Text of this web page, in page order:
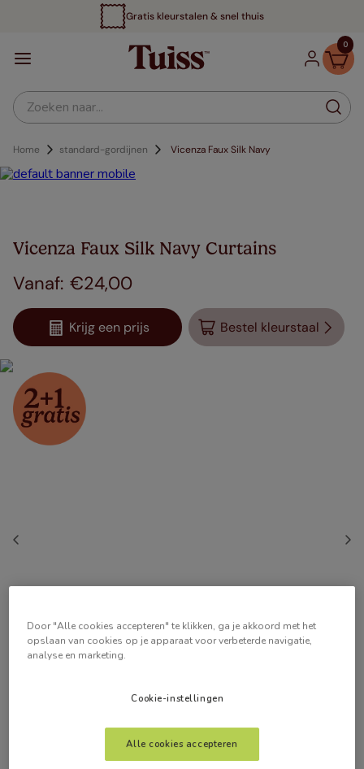
Gratis kleurstalen & snel thuis
0
Zoeken naar...
Home standard-gordijnen Vicenza Faux Silk Navy
Vicenza Faux Silk Navy Curtains
€24,00
Krijg een prijs Bestel kleurstaal
Door "Alle cookies accepteren" te klikken, ga je akkoord met het
opslaan van cookies op je apparaat voor verbeterde navigatie,
analyse en marketing.
Cookie-instellingen
Alle cookies accepteren